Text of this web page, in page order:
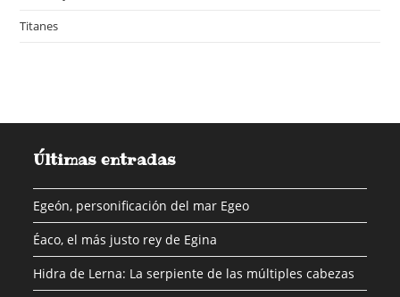
Titanes
Últimas entradas
Egeón, personificación del mar Egeo
Éaco, el más justo rey de Egina
Hidra de Lerna: La serpiente de las múltiples cabezas